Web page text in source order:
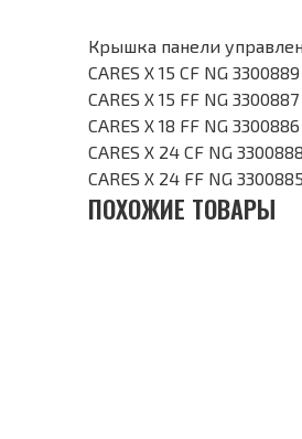
Крышка панели
CARES X 15 CF NG 3300889
CARES X 15 FF NG 3300887
CARES X 18 FF NG 3300886
CARES X 24 CF NG 3300888
CARES X 24 FF NG 3300885
ПОХОЖИЕ ТОВАРЫ